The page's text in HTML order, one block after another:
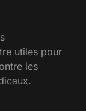
utiles pour
les